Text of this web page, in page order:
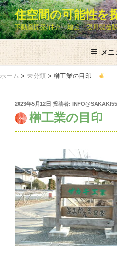
コ
ン
テ
ン
ツ
へ
ス
住空間の可能性を
不動産開発/仲介・建設・寝具製造
メニ
ホーム > 未分類 > 榊工業の目印
投
稿
日:
2023年5月12日 投稿者:
榊工業の目印